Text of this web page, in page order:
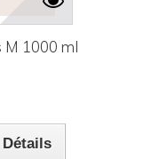
M 1000 ml
Détails